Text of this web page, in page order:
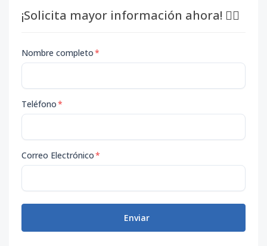
¡Solicita mayor información ahora! 👇🏽
Nombre completo*
Teléfono*
Correo Electrónico*
Enviar